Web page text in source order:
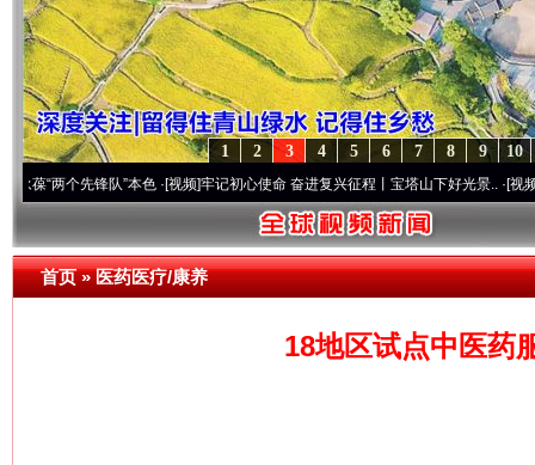
10
9
8
7
6
5
4
3
2
1
先锋队”本色·[视频]牢记初心使命 奋进复兴征程丨宝塔山下好光景..·[视频]因党而
首页»医药医疗/康养
18地区试点中医药